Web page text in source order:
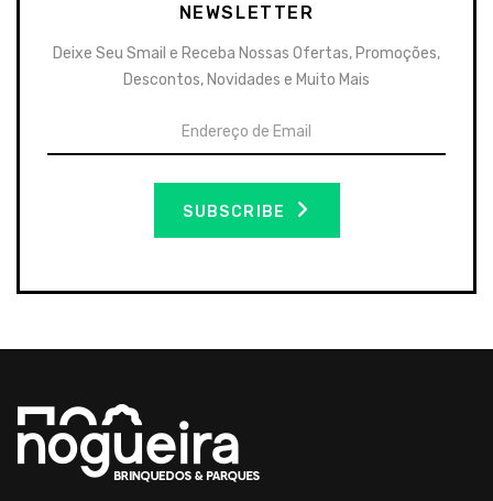
NEWSLETTER
Deixe Seu Smail e Receba Nossas Ofertas, Promoções,
Descontos, Novidades e Muito Mais
SUBSCRIBE